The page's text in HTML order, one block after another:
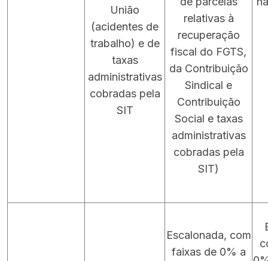
União
(acidentes de
trabalho) e de
taxas
administrativas
cobradas pela
SIT
relativas à
recuperação
fiscal do FGTS,
da Contribuição
Sindical e
Contribuição
Social e taxas
administrativas
cobradas pela
SIT)
Escalonada, com
faixas de 0% a